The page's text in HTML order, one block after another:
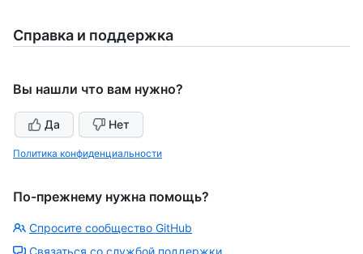
Справка и поддержка
Вы нашли что вам нужно?
Да Нет
Политика конфиденциальности
По-прежнему нужна помощь?
Спросите сообщество GitHub
Связаться со службой поддержки